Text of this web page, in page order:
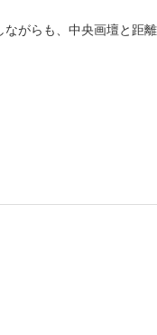
がらも、中央画壇と